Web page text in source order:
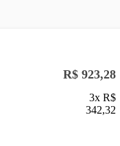
R$ 923,28
3x R$
342,32